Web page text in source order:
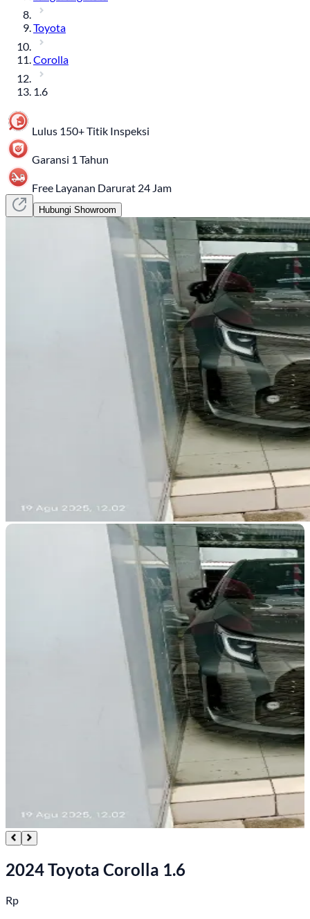
Toyota
Corolla
1.6
Lulus 150+ Titik Inspeksi
Garansi 1 Tahun
Free Layanan Darurat 24 Jam
Hubungi Showroom
2024 Toyota Corolla 1.6
Rp